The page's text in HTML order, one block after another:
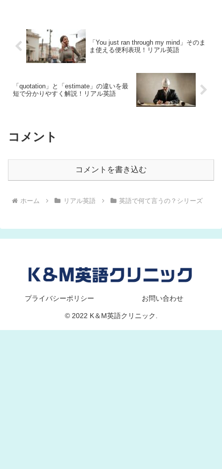
「You just ran through my mind」そのま
ま使える便利表現！リアル英語
「quotation」と「estimate」の違いを最
短で分かりやすく解説！リアル英語
コメント
コメントを書き込む
ホーム リアル英語 英語で何て言うの？シリーズ
プライバシーポリシー お問い合わせ
© 2022 K＆M英語クリニック.